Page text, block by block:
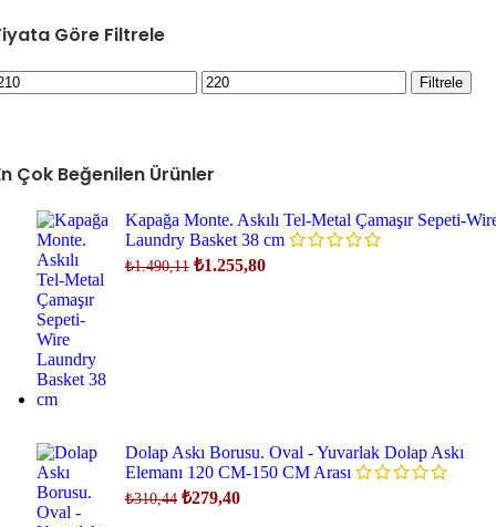
Göre Filtrele
En
yüksek
Filtrele
Çok Beğenilen Ürünler
Kapağa Monte. Askılı Tel-Metal Çamaşır Sepeti-
Laundry Basket 38 cm
₺1.490,11 Orijinal
₺1.255,80Şu
Dolap Askı Borusu. Oval - Yuvarlak Dolap Askı
Elemanı 120 CM-150 CM Arası
₺310,44 Orijinal
₺279,40Şu